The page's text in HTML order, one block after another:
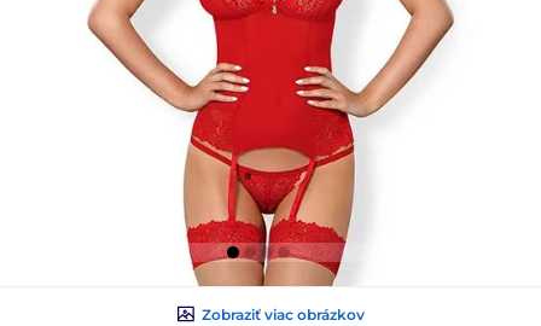
Zobraziť viac obrázkov